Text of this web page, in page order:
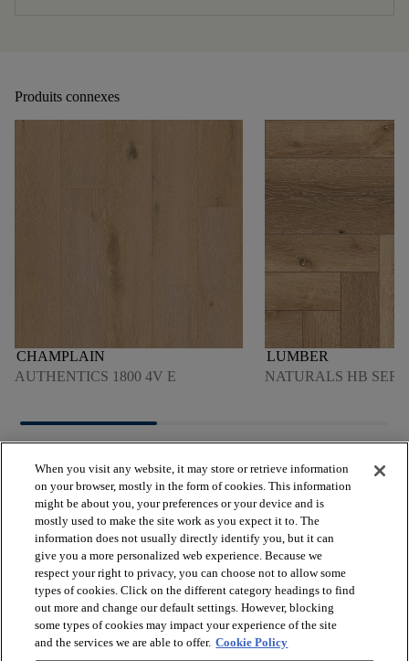
Produits connexes
CHAMPLAIN
AUTHENTICS 1800 4V E
LUMBER
NATURALS HB
VOIR LES PRODUITS
OUTILS UTILES
When you visit any website, it may store or retrieve information
on your browser, mostly in the form of cookies. This information
might be about you, your preferences or your device and is
mostly used to make the site work as you expect it to. The
information does not usually directly identify you, but it can
give you a more personalized web experience. Because we
respect your right to privacy, you can choose not to allow some
types of cookies. Click on the different category headings to find
out more and change our default settings. However, blocking
some types of cookies may impact your experience of the site
and the services we are able to offer. Cookie Policy